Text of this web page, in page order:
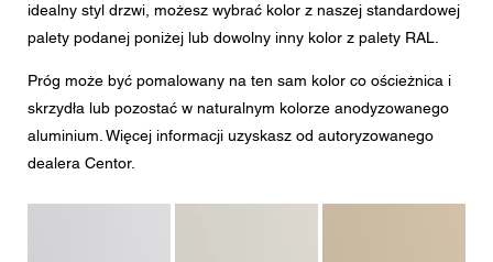
idealny styl drzwi, możesz wybrać kolor z naszej standardowej
palety podanej poniżej lub dowolny inny kolor z palety RAL.
Próg może być pomalowany na ten sam kolor co ościeżnica i
skrzydła lub pozostać w naturalnym kolorze anodyzowanego
aluminium. Więcej informacji uzyskasz od autoryzowanego
dealera Centor.